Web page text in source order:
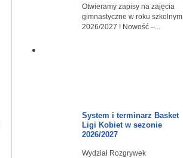
Otwieramy zapisy na zajęcia
gimnastyczne w roku szkolnym
2026/2027 ! Nowość –...
System i terminarz Basket
Ligi Kobiet w sezonie
2026/2027
Wydział Rozgrywek